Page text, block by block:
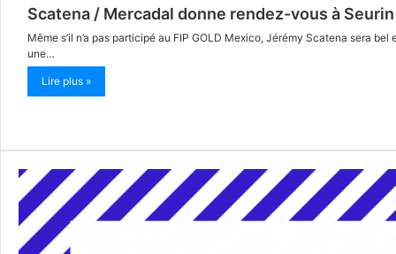
Scatena / Mercadal donne rendez-vous à
Même s’il n’a pas participé au FIP GOLD Mexico, Jérémy Scatena sera
une…
Lire plus »